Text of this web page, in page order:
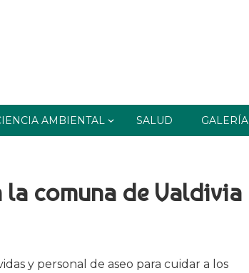
AMBIENTAL SALUD GALERÍA
comuna de Valdivia
y personal de aseo para cuidar a los